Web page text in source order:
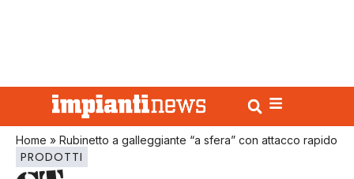
Home » Rubinetto a galleggiante “a sfera” con attacco rapido
PRODOTTI